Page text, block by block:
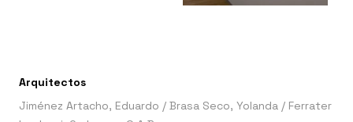
Arquitectos
Jiménez Artacho, Eduardo / Brasa Seco, Yolanda / Ferrater